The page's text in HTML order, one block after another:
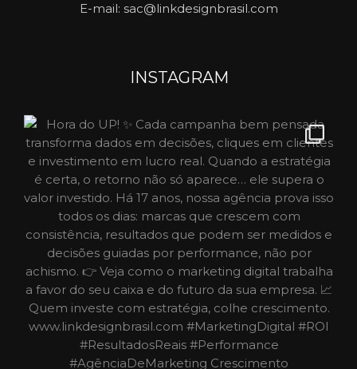
E-mail: sac@linkdesignbrasil.com
INSTAGRAM